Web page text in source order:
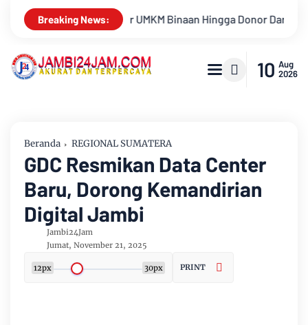
Breaking News:
Donor Darah Semarakkan HUT RI Ke-81 Di PTPN IV
10 Aug
2026
Beranda REGIONAL SUMATERA
GDC Resmikan Data Center
Baru, Dorong Kemandirian
Digital Jambi
Jambi24Jam
Jumat, November 21, 2025
12px 30px PRINT